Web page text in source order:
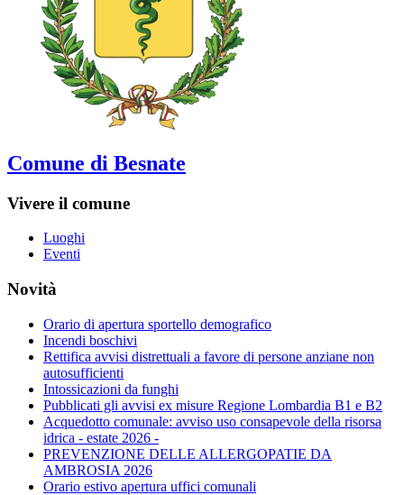
Comune di Besnate
Vivere il comune
Luoghi
Eventi
Novità
Orario di apertura sportello demografico
Incendi boschivi
Rettifica avvisi distrettuali a favore di persone anziane non
autosufficienti
Intossicazioni da funghi
Pubblicati gli avvisi ex misure Regione Lombardia B1 e B2
Acquedotto comunale: avviso uso consapevole della risorsa
idrica - estate 2026 -
PREVENZIONE DELLE ALLERGOPATIE DA
AMBROSIA 2026
Orario estivo apertura uffici comunali